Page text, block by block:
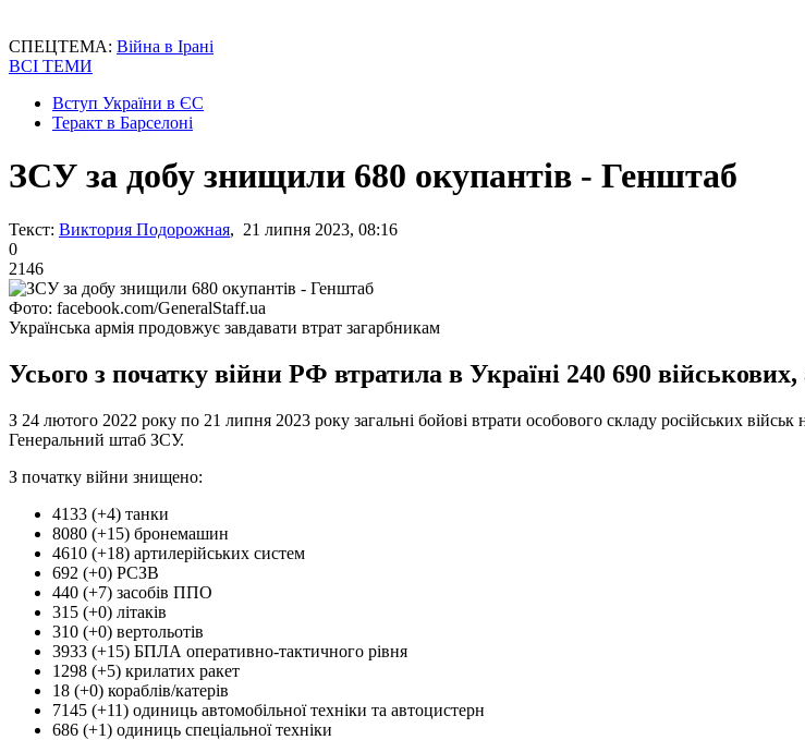
СПЕЦТЕМА: Війна в Ірані
ВСІ ТЕМИ
Вступ України в ЄС
Теракт в Барселоні
ЗСУ за добу знищили 680 окупантів - Генштаб
Текст: Виктория Подорожная, 21 липня 2023, 08:16
0
2146
Фото: facebook.com/GeneralStaff.ua
Українська армія продовжує завдавати втрат загарбникам
Усього з початку війни РФ втратила в Україні 240 690
З 24 лютого 2022 року по 21 липня 2023 року загальні бойові втрати особового складу російських
Генеральний штаб ЗСУ.
З початку війни знищено:
4133 (+4) танки
8080 (+15) бронемашин
4610 (+18) артилерійських систем
692 (+0) РСЗВ
440 (+7) засобів ППО
315 (+0) літаків
310 (+0) вертольотів
3933 (+15) БПЛА оперативно-тактичного рівня
1298 (+5) крилатих ракет
18 (+0) кораблів/катерів
7145 (+11) одиниць автомобільної техніки та автоцистерн
686 (+1) одиниць спеціальної техніки